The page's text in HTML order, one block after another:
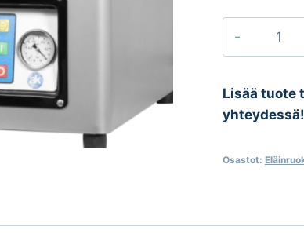
Lisää tuote
yhteydessä!
Osastot: